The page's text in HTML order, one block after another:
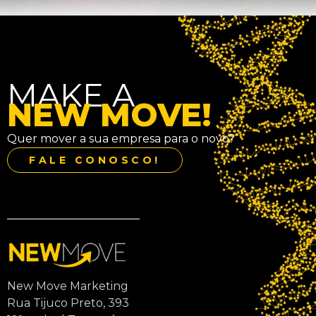
MAKE A
NEW MOVE!
Quer mover a sua empresa para o novo?
FALE CONOSCO!
New Move Marketing
Rua Tijuco Preto, 393